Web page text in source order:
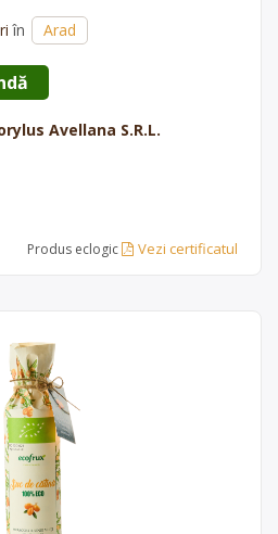
100% organic, care păstrează
în Arad
Avellana S.R.L.
Produs eclogic Vezi certificatul